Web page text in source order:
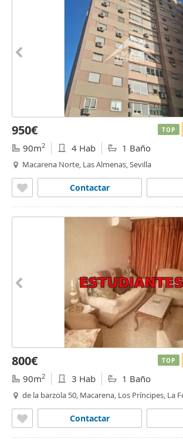
950€
90m2 4 Hab 1 Baño
Macarena Norte, Las Almenas, Sevilla
Contactar
TOP
800€
90m2 3 Hab 1 Baño
de la barzola 50, Macarena, Los Príncipes, La
Contactar
TOP